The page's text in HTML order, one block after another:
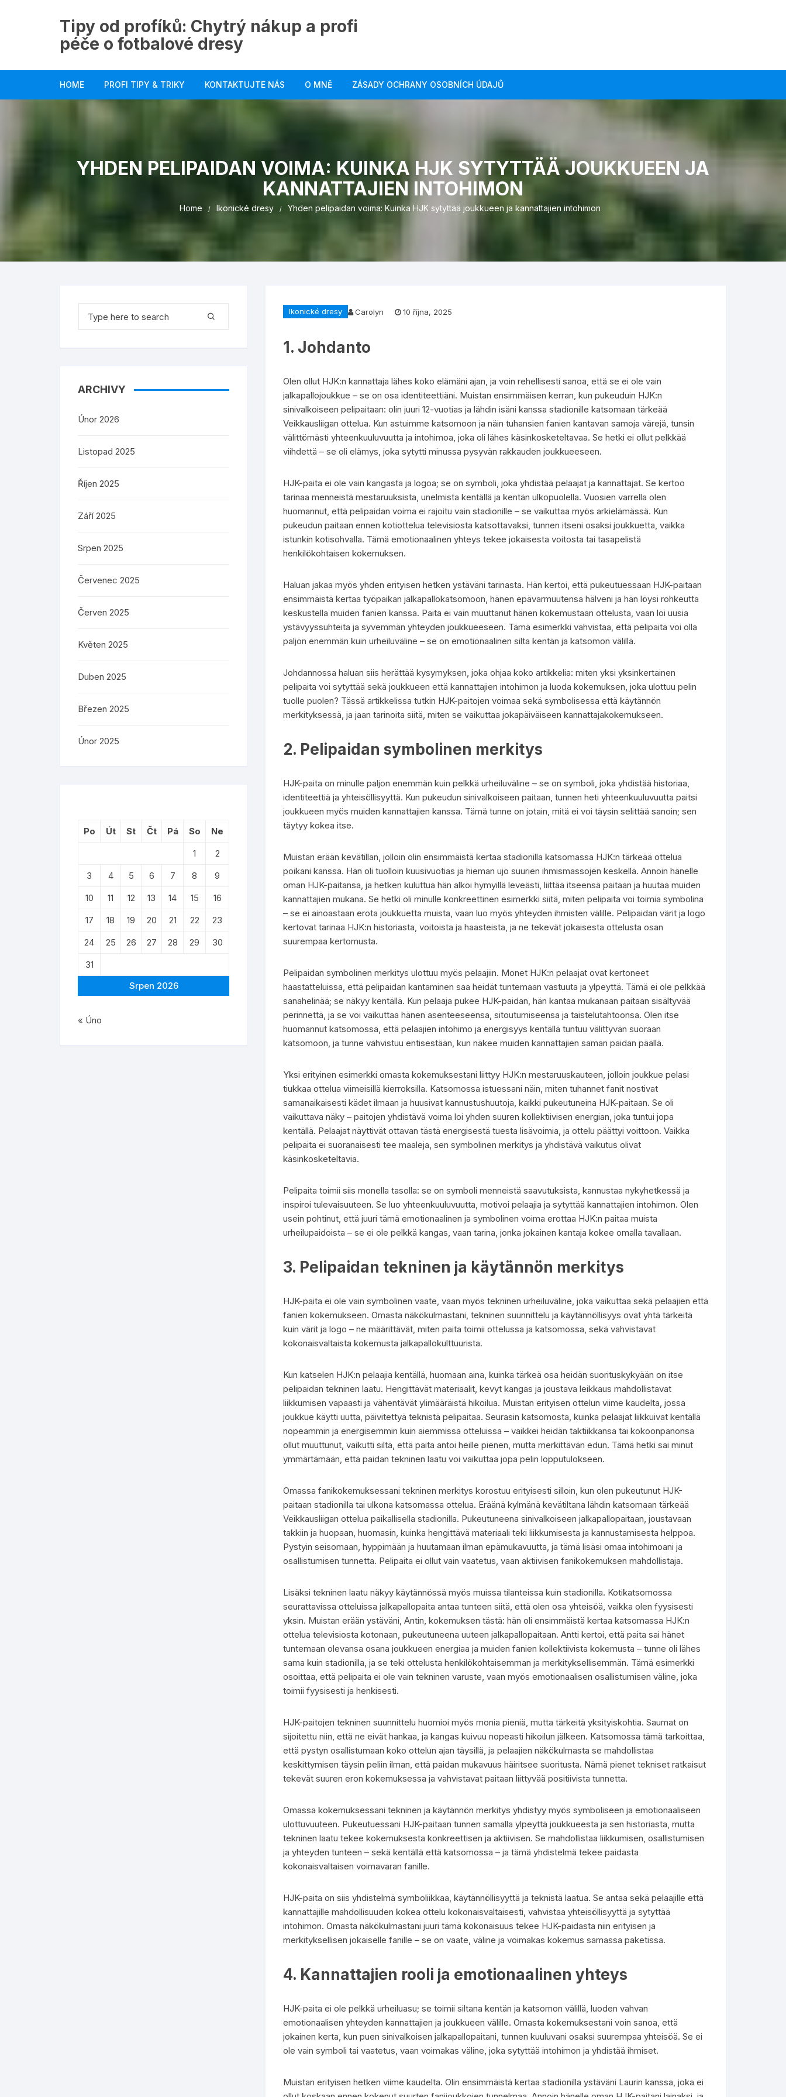
Tipy od profíků: Chytrý nákup a profi
péče o fotbalové dresy
HOME PROFI TIPY & TRIKY KONTAKTUJTE NÁS O MNĚ ZÁSADY OCHRANY OSOBNÍCH ÚDAJŮ
YHDEN PELIPAIDAN VOIMA: KUINKA HJK SYTYTTÄÄ JOUKKUEEN JA
KANNATTAJIEN INTOHIMON
Home Ikonické dresy Yhden pelipaidan voima: Kuinka HJK sytyttää joukkueen ja kannattajien intohimon
Ikonické dresy Carolyn 10 října, 2025
1. Johdanto
Olen ollut HJK:n kannattaja lähes koko elämäni ajan, ja voin rehellisesti sanoa, että se ei ole vain
jalkapallojoukkue – se on osa identiteettiäni. Muistan ensimmäisen kerran, kun pukeuduin HJK:n
sinivalkoiseen pelipaitaan: olin juuri 12-vuotias ja lähdin isäni kanssa stadionille katsomaan tärkeää
Veikkausliigan ottelua. Kun astuimme katsomoon ja näin tuhansien fanien kantavan samoja värejä, tunsin
välittömästi yhteenkuuluvuutta ja intohimoa, joka oli lähes käsinkosketeltavaa. Se hetki ei ollut pelkkää
viihdettä – se oli elämys, joka sytytti minussa pysyvän rakkauden joukkueeseen.
HJK-paita ei ole vain kangasta ja logoa; se on symboli, joka yhdistää pelaajat ja kannattajat. Se kertoo
tarinaa menneistä mestaruuksista, unelmista kentällä ja kentän ulkopuolella. Vuosien varrella olen
huomannut, että pelipaidan voima ei rajoitu vain stadionille – se vaikuttaa myös arkielämässä. Kun
pukeudun paitaan ennen kotiottelua televisiosta katsottavaksi, tunnen itseni osaksi joukkuetta, vaikka
istunkin kotisohvalla. Tämä emotionaalinen yhteys tekee jokaisesta voitosta tai tasapelistä
henkilökohtaisen kokemuksen.
Haluan jakaa myös yhden erityisen hetken ystäväni tarinasta. Hän kertoi, että pukeutuessaan HJK-paitaan
ensimmäistä kertaa työpaikan jalkapallokatsomoon, hänen epävarmuutensa hälveni ja hän löysi rohkeutta
keskustella muiden fanien kanssa. Paita ei vain muuttanut hänen kokemustaan ottelusta, vaan loi uusia
ystävyyssuhteita ja syvemmän yhteyden joukkueeseen. Tämä esimerkki vahvistaa, että pelipaita voi olla
paljon enemmän kuin urheiluväline – se on emotionaalinen silta kentän ja katsomon välillä.
Johdannossa haluan siis herättää kysymyksen, joka ohjaa koko artikkelia: miten yksi yksinkertainen
pelipaita voi sytyttää sekä joukkueen että kannattajien intohimon ja luoda kokemuksen, joka ulottuu pelin
tuolle puolen? Tässä artikkelissa tutkin HJK-paitojen voimaa sekä symbolisessa että käytännön
merkityksessä, ja jaan tarinoita siitä, miten se vaikuttaa jokapäiväiseen kannattajakokemukseen.
2. Pelipaidan symbolinen merkitys
HJK-paita on minulle paljon enemmän kuin pelkkä urheiluväline – se on symboli, joka yhdistää historiaa,
identiteettiä ja yhteisöllisyyttä. Kun pukeudun sinivalkoiseen paitaan, tunnen heti yhteenkuuluvuutta paitsi
joukkueen myös muiden kannattajien kanssa. Tämä tunne on jotain, mitä ei voi täysin selittää sanoin; sen
täytyy kokea itse.
Muistan erään kevätillan, jolloin olin ensimmäistä kertaa stadionilla katsomassa HJK:n tärkeää ottelua
poikani kanssa. Hän oli tuolloin kuusivuotias ja hieman ujo suurien ihmismassojen keskellä. Annoin hänelle
oman HJK-paitansa, ja hetken kuluttua hän alkoi hymyillä leveästi, liittää itseensä paitaan ja huutaa muiden
kannattajien mukana. Se hetki oli minulle konkreettinen esimerkki siitä, miten pelipaita voi toimia symbolina
– se ei ainoastaan erota joukkuetta muista, vaan luo myös yhteyden ihmisten välille. Pelipaidan värit ja logo
kertovat tarinaa HJK:n historiasta, voitoista ja haasteista, ja ne tekevät jokaisesta ottelusta osan
suurempaa kertomusta.
Pelipaidan symbolinen merkitys ulottuu myös pelaajiin. Monet HJK:n pelaajat ovat kertoneet
haastatteluissa, että pelipaidan kantaminen saa heidät tuntemaan vastuuta ja ylpeyttä. Tämä ei ole pelkkää
sanahelinää; se näkyy kentällä. Kun pelaaja pukee HJK-paidan, hän kantaa mukanaan paitaan sisältyvää
perinnettä, ja se voi vaikuttaa hänen asenteeseensa, sitoutumiseensa ja taistelutahtoonsa. Olen itse
huomannut katsomossa, että pelaajien intohimo ja energisyys kentällä tuntuu välittyvän suoraan
katsomoon, ja tunne vahvistuu entisestään, kun näkee muiden kannattajien saman paidan päällä.
Yksi erityinen esimerkki omasta kokemuksestani liittyy HJK:n mestaruuskauteen, jolloin joukkue pelasi
tiukkaa ottelua viimeisillä kierroksilla. Katsomossa istuessani näin, miten tuhannet fanit nostivat
samanaikaisesti kädet ilmaan ja huusivat kannustushuutoja, kaikki pukeutuneina HJK-paitaan. Se oli
vaikuttava näky – paitojen yhdistävä voima loi yhden suuren kollektiivisen energian, joka tuntui jopa
kentällä. Pelaajat näyttivät ottavan tästä energisestä tuesta lisävoimia, ja ottelu päättyi voittoon. Vaikka
pelipaita ei suoranaisesti tee maaleja, sen symbolinen merkitys ja yhdistävä vaikutus olivat
käsinkosketeltavia.
Pelipaita toimii siis monella tasolla: se on symboli menneistä saavutuksista, kannustaa nykyhetkessä ja
inspiroi tulevaisuuteen. Se luo yhteenkuuluvuutta, motivoi pelaajia ja sytyttää kannattajien intohimon. Olen
usein pohtinut, että juuri tämä emotionaalinen ja symbolinen voima erottaa HJK:n paitaa muista
urheilupaidoista – se ei ole pelkkä kangas, vaan tarina, jonka jokainen kantaja kokee omalla tavallaan.
3. Pelipaidan tekninen ja käytännön merkitys
HJK-paita ei ole vain symbolinen vaate, vaan myös tekninen urheiluväline, joka vaikuttaa sekä pelaajien että
fanien kokemukseen. Omasta näkökulmastani, tekninen suunnittelu ja käytännöllisyys ovat yhtä tärkeitä
kuin värit ja logo – ne määrittävät, miten paita toimii ottelussa ja katsomossa, sekä vahvistavat
kokonaisvaltaista kokemusta jalkapallokulttuurista.
Kun katselen HJK:n pelaajia kentällä, huomaan aina, kuinka tärkeä osa heidän suorituskykyään on itse
pelipaidan tekninen laatu. Hengittävät materiaalit, kevyt kangas ja joustava leikkaus mahdollistavat
liikkumisen vapaasti ja vähentävät ylimääräistä hikoilua. Muistan erityisen ottelun viime kaudelta, jossa
joukkue käytti uutta, päivitettyä teknistä pelipaitaa. Seurasin katsomosta, kuinka pelaajat liikkuivat kentällä
nopeammin ja energisemmin kuin aiemmissa otteluissa – vaikkei heidän taktiikkansa tai kokoonpanonsa
ollut muuttunut, vaikutti siltä, että paita antoi heille pienen, mutta merkittävän edun. Tämä hetki sai minut
ymmärtämään, että paidan tekninen laatu voi vaikuttaa jopa pelin lopputulokseen.
Omassa fanikokemuksessani tekninen merkitys korostuu erityisesti silloin, kun olen pukeutunut HJK-
paitaan stadionilla tai ulkona katsomassa ottelua. Eräänä kylmänä kevätiltana lähdin katsomaan tärkeää
Veikkausliigan ottelua paikallisella stadionilla. Pukeutuneena sinivalkoiseen jalkapallopaitaan, joustavaan
takkiin ja huopaan, huomasin, kuinka hengittävä materiaali teki liikkumisesta ja kannustamisesta helppoa.
Pystyin seisomaan, hyppimään ja huutamaan ilman epämukavuutta, ja tämä lisäsi omaa intohimoani ja
osallistumisen tunnetta. Pelipaita ei ollut vain vaatetus, vaan aktiivisen fanikokemuksen mahdollistaja.
Lisäksi tekninen laatu näkyy käytännössä myös muissa tilanteissa kuin stadionilla. Kotikatsomossa
seurattavissa otteluissa jalkapallopaita antaa tunteen siitä, että olen osa yhteisöä, vaikka olen fyysisesti
yksin. Muistan erään ystäväni, Antin, kokemuksen tästä: hän oli ensimmäistä kertaa katsomassa HJK:n
ottelua televisiosta kotonaan, pukeutuneena uuteen jalkapallopaitaan. Antti kertoi, että paita sai hänet
tuntemaan olevansa osana joukkueen energiaa ja muiden fanien kollektiivista kokemusta – tunne oli lähes
sama kuin stadionilla, ja se teki ottelusta henkilökohtaisemman ja merkityksellisemmän. Tämä esimerkki
osoittaa, että pelipaita ei ole vain tekninen varuste, vaan myös emotionaalisen osallistumisen väline, joka
toimii fyysisesti ja henkisesti.
HJK-paitojen tekninen suunnittelu huomioi myös monia pieniä, mutta tärkeitä yksityiskohtia. Saumat on
sijoitettu niin, että ne eivät hankaa, ja kangas kuivuu nopeasti hikoilun jälkeen. Katsomossa tämä tarkoittaa,
että pystyn osallistumaan koko ottelun ajan täysillä, ja pelaajien näkökulmasta se mahdollistaa
keskittymisen täysin peliin ilman, että paidan mukavuus häiritsee suoritusta. Nämä pienet tekniset ratkaisut
tekevät suuren eron kokemuksessa ja vahvistavat paitaan liittyvää positiivista tunnetta.
Omassa kokemuksessani tekninen ja käytännön merkitys yhdistyy myös symboliseen ja emotionaaliseen
ulottuvuuteen. Pukeutuessani HJK-paitaan tunnen samalla ylpeyttä joukkueesta ja sen historiasta, mutta
tekninen laatu tekee kokemuksesta konkreettisen ja aktiivisen. Se mahdollistaa liikkumisen, osallistumisen
ja yhteyden tunteen – sekä kentällä että katsomossa – ja tämä yhdistelmä tekee paidasta
kokonaisvaltaisen voimavaran fanille.
HJK-paita on siis yhdistelmä symboliikkaa, käytännöllisyyttä ja teknistä laatua. Se antaa sekä pelaajille että
kannattajille mahdollisuuden kokea ottelu kokonaisvaltaisesti, vahvistaa yhteisöllisyyttä ja sytyttää
intohimon. Omasta näkökulmastani juuri tämä kokonaisuus tekee HJK-paidasta niin erityisen ja
merkityksellisen jokaiselle fanille – se on vaate, väline ja voimakas kokemus samassa paketissa.
4. Kannattajien rooli ja emotionaalinen yhteys
HJK-paita ei ole pelkkä urheiluasu; se toimii siltana kentän ja katsomon välillä, luoden vahvan
emotionaalisen yhteyden kannattajien ja joukkueen välille. Omasta kokemuksestani voin sanoa, että
jokainen kerta, kun puen sinivalkoisen jalkapallopaitani, tunnen kuuluvani osaksi suurempaa yhteisöä. Se ei
ole vain symboli tai vaatetus, vaan voimakas väline, joka sytyttää intohimon ja yhdistää ihmiset.
Muistan erityisen hetken viime kaudelta. Olin ensimmäistä kertaa stadionilla ystäväni Laurin kanssa, joka ei
for:
ARCHIVY
Únor 2026
Listopad 2025
Říjen 2025
Září 2025
Srpen 2025
Červenec 2025
Červen 2025
Květen 2025
Duben 2025
Březen 2025
Únor 2025
Srpen 2026
Po Út St Čt Pá So
Ne
1
2
3
4 5 6 7 8
9
10
11 12 13 14 15
16
17
18 19 20 21 22
23
24
25 26 27 28 29
30
31
« Úno